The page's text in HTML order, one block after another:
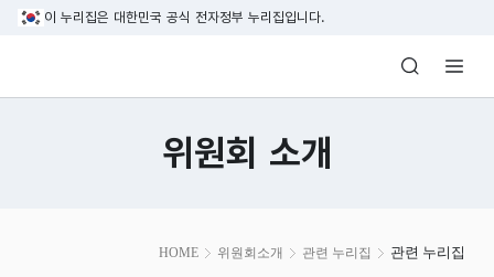
본문 바로가기
이 누리집은 대한민국 공식 전자정부 누리집입니다.
방송미디어통신위원회 Korea Media
위원회 소개
HOME 위원회소개 관련 누리집 관련 누리집